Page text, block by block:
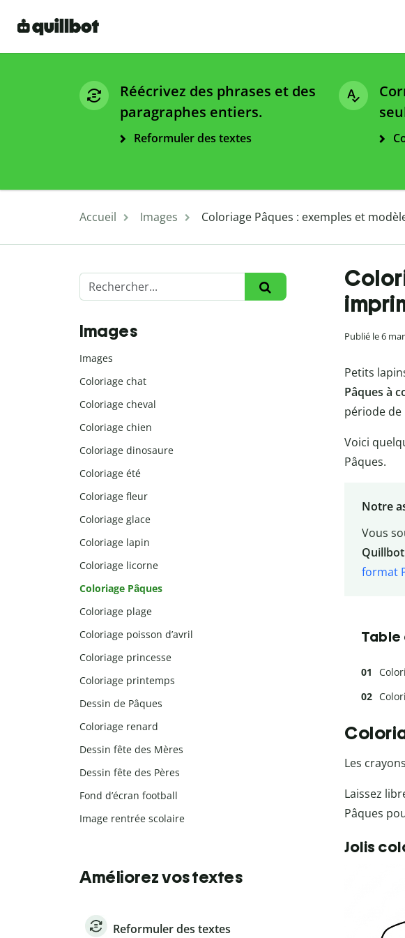
Réécrivez des phrases et des
paragraphes entiers.
Reformuler des textes
Accueil Images Coloriage Pâques : exemples et
Publié le 6
Petits
Pâques à
période de
Voici
Pâques.
Notre
Vous
Quillbot
format
Table
Les
Laissez
Pâques
Jolis
Images
Images
Coloriage chat
Coloriage cheval
Coloriage chien
Coloriage dinosaure
Coloriage été
Coloriage fleur
Coloriage glace
Coloriage lapin
Coloriage licorne
Coloriage Pâques
Coloriage plage
Coloriage poisson d’avril
Coloriage princesse
Coloriage printemps
Dessin de Pâques
Coloriage renard
Dessin fête des Mères
Dessin fête des Pères
Fond d’écran football
Image rentrée scolaire
Améliorez vos textes
Reformuler des textes